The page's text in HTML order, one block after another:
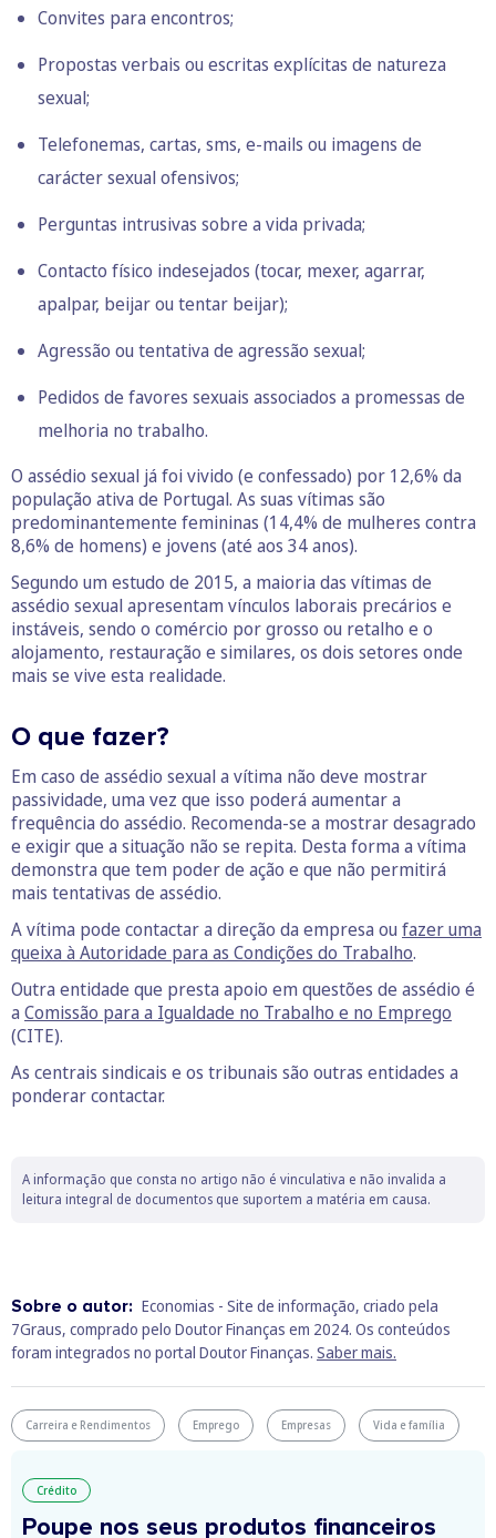
Convites para encontros;
Propostas verbais ou escritas explícitas de natureza
sexual;
Telefonemas, cartas, sms, e-mails ou imagens de
carácter sexual ofensivos;
Perguntas intrusivas sobre a vida privada;
Contacto físico indesejados (tocar, mexer, agarrar,
apalpar, beijar ou tentar beijar);
Agressão ou tentativa de agressão sexual;
Pedidos de favores sexuais associados a promessas de
melhoria no trabalho.
O assédio sexual já foi vivido (e confessado) por 12,6% da
população ativa de Portugal. As suas vítimas são
predominantemente femininas (14,4% de mulheres contra
8,6% de homens) e jovens (até aos 34 anos).
Segundo um estudo de 2015, a maioria das vítimas de
assédio sexual apresentam vínculos laborais precários e
instáveis, sendo o comércio por grosso ou retalho e o
alojamento, restauração e similares, os dois setores onde
mais se vive esta realidade.
O que fazer?
Em caso de assédio sexual a vítima não deve mostrar
passividade, uma vez que isso poderá aumentar a
frequência do assédio. Recomenda-se a mostrar desagrado
e exigir que a situação não se repita. Desta forma a vítima
demonstra que tem poder de ação e que não permitirá
mais tentativas de assédio.
A vítima pode contactar a direção da empresa ou fazer uma
queixa à Autoridade para as Condições do Trabalho.
Outra entidade que presta apoio em questões de assédio é
a Comissão para a Igualdade no Trabalho e no Emprego
(CITE).
As centrais sindicais e os tribunais são outras entidades a
ponderar contactar.
A informação que consta no artigo não é vinculativa e não invalida a
leitura integral de documentos que suportem a matéria em causa.
Sobre o autor: Economias - Site de informação, criado pela
7Graus, comprado pelo Doutor Finanças em 2024. Os conteúdos
foram integrados no portal Doutor Finanças. Saber mais.
Carreira e Rendimentos Emprego Empresas Vida e família
Crédito
Poupe nos seus produtos financeiros